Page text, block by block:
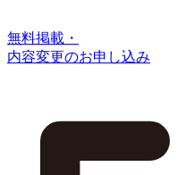
無料掲載・
内容変更のお申し込み